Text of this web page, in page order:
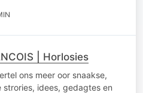
| Horlosies
ons meer oor snaakse,
strories, idees, gedagtes en